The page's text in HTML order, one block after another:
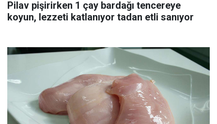
Pilav pişirirken 1 çay bardağı tencereye
koyun, lezzeti katlanıyor tadan etli sanıyor